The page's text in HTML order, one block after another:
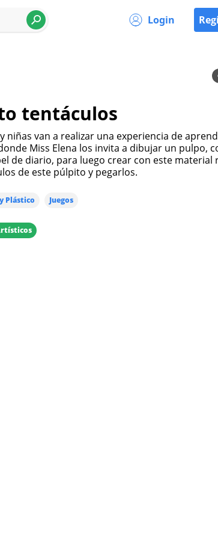
Login
tentáculos
Miss Elena los invita a dibujar un pulpo,
de diario, para luego crear con este material
de este púlpito y pegarlos.
Plástico Juegos